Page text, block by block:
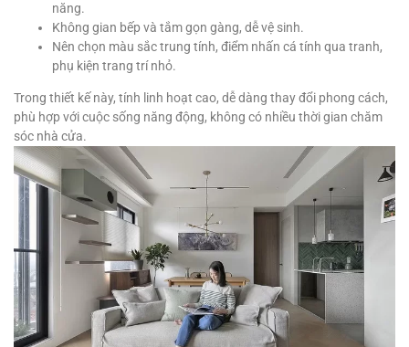
năng.
Không gian bếp và tắm gọn gàng, dễ vệ sinh.
Nên chọn màu sắc trung tính, điểm nhấn cá tính qua tranh,
phụ kiện trang trí nhỏ.
Trong thiết kế này, tính linh hoạt cao, dễ dàng thay đổi phong cách,
phù hợp với cuộc sống năng động, không có nhiều thời gian chăm
sóc nhà cửa.